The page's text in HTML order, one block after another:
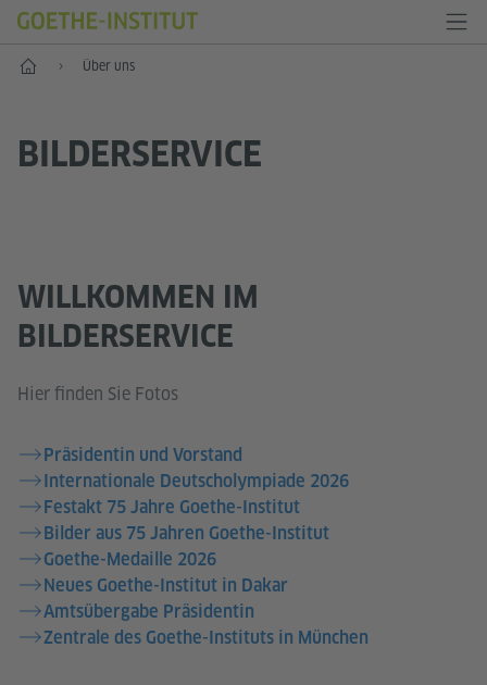
Start Über uns
BILDERSERVICE
WILLKOMMEN IM
BILDERSERVICE
Hier finden Sie Fotos
Präsidentin und Vorstand
Internationale Deutscholympiade 2026
Festakt 75 Jahre Goethe-Institut
Bilder aus 75 Jahren Goethe-Institut
Goethe-Medaille 2026
Neues Goethe-Institut in Dakar
Amtsübergabe Präsidentin
Zentrale des Goethe-Instituts in München